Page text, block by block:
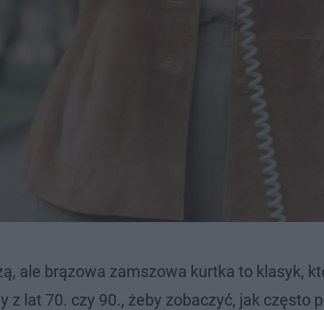
ale brązowa zamszowa kurtka to klasyk,
z lat 70. czy 90., żeby zobaczyć, jak często